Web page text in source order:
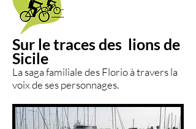
Sur le traces des lions de
Sicile
La saga familiale des Florio à travers la
voix de ses personnages.